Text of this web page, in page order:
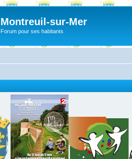
Montreuil-sur-Mer
Forum pour ses habitants